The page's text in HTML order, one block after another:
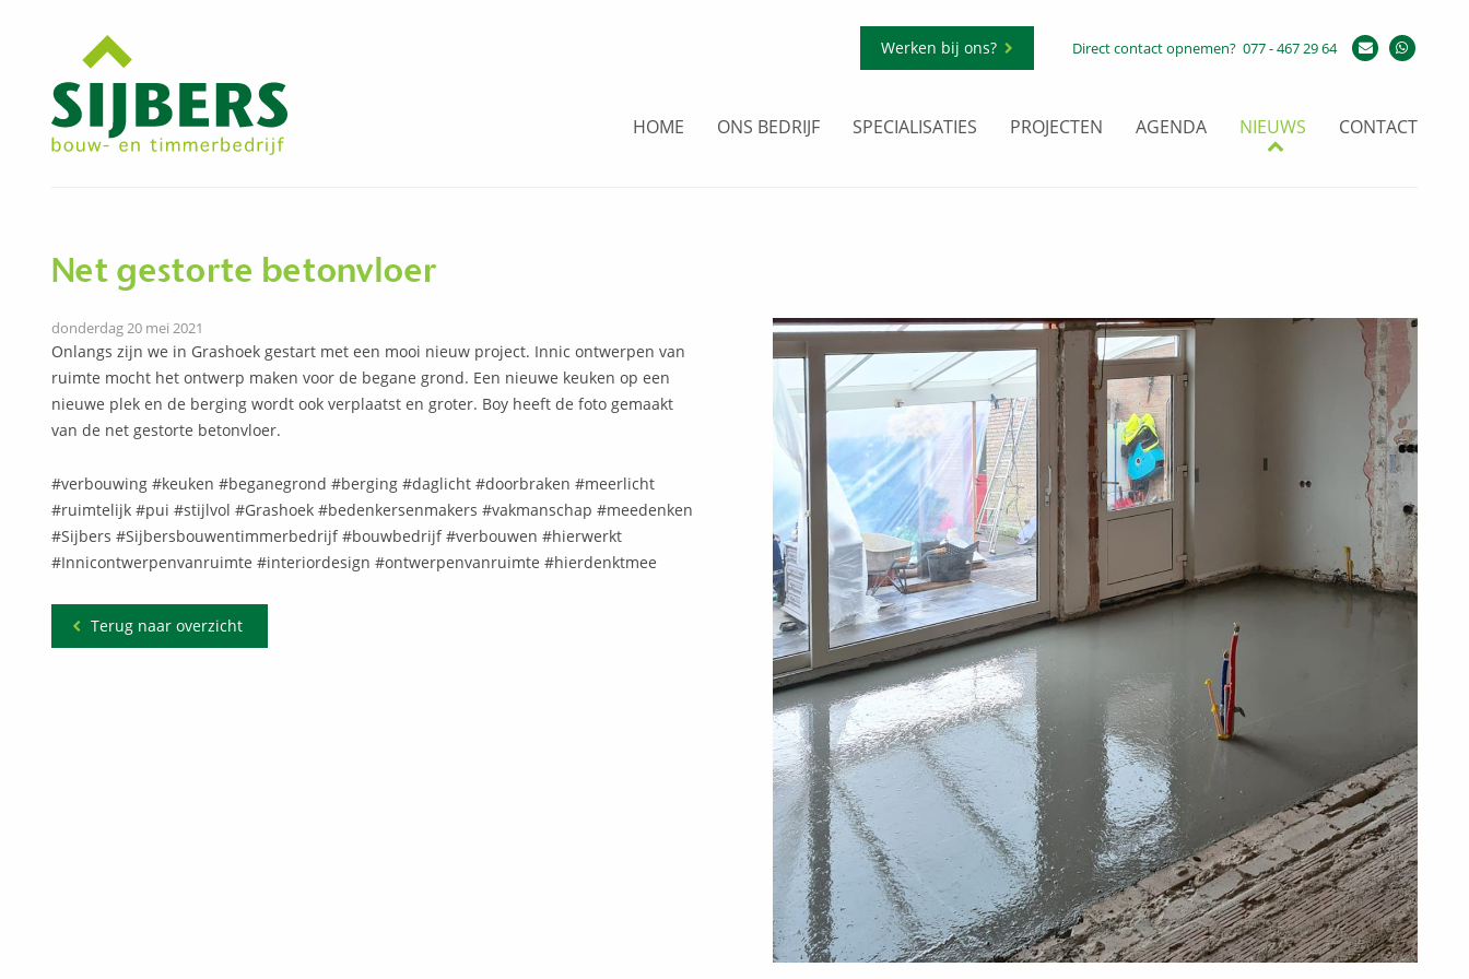
Werken bij ons? Direct contact opnemen? 077 - 467 29 64
HOME ONS BEDRIJF SPECIALISATIES PROJECTEN AGENDA NIEUWS CONTACT
Net gestorte betonvloer
donderdag 20 mei 2021
Onlangs zijn we in Grashoek gestart met een mooi nieuw project. Innic ontwerpen van
ruimte mocht het ontwerp maken voor de begane grond. Een nieuwe keuken op een
nieuwe plek en de berging wordt ook verplaatst en groter. Boy heeft de foto gemaakt
van de net gestorte betonvloer.
#verbouwing #keuken #beganegrond #berging #daglicht #doorbraken #meerlicht
#ruimtelijk #pui #stijlvol #Grashoek #bedenkersenmakers #vakmanschap #meedenken
#Sijbers #Sijbersbouwentimmerbedrijf #bouwbedrijf #verbouwen #hierwerkt
#Innicontwerpenvanruimte #interiordesign #ontwerpenvanruimte #hierdenktmee
Terug naar overzicht